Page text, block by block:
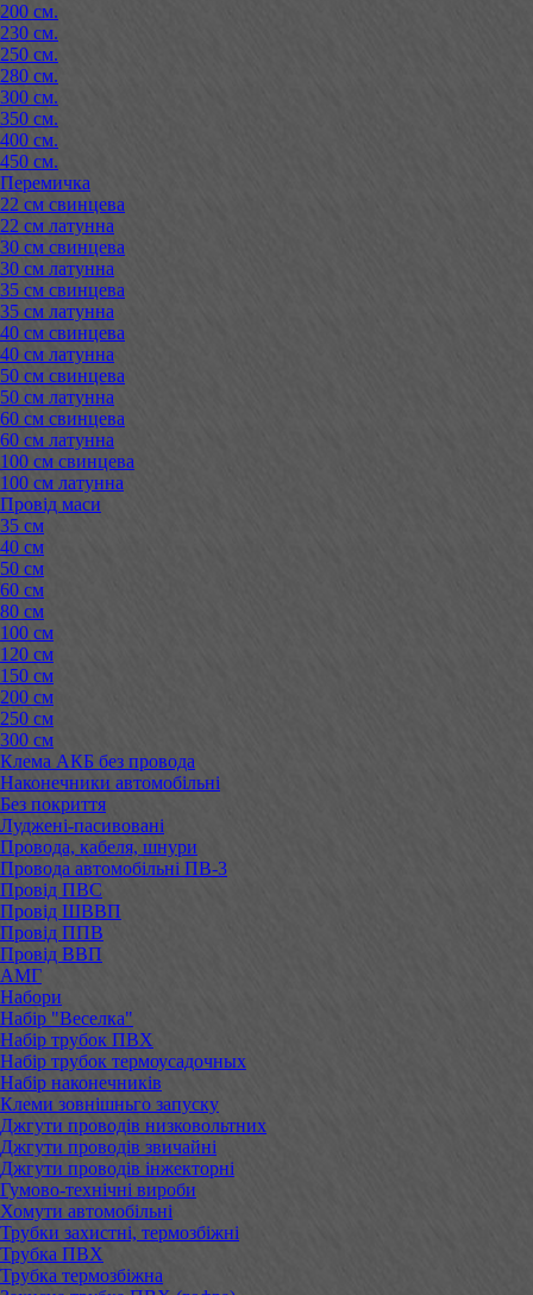
200 см.
230 см.
250 см.
280 см.
300 см.
350 см.
400 см.
450 см.
Перемичка
22 см свинцева
22 см латунна
30 см свинцева
30 см латунна
35 см свинцева
35 см латунна
40 см свинцева
40 см латунна
50 см свинцева
50 см латунна
60 см свинцева
60 см латунна
100 см свинцева
100 см латунна
Провід маси
35 см
40 см
50 см
60 см
80 см
100 см
120 см
150 см
200 см
250 см
300 см
Клема АКБ без провода
Наконечники автомобільні
Без покриття
Луджені-пасивовані
Провода, кабеля, шнури
Провода автомобільні ПВ-3
Провід ПВС
Провід ШВВП
Провід ППВ
Провід ВВП
АМГ
Набори
Набір "Веселка"
Набір трубок ПВХ
Набір трубок термоусадочных
Набір наконечників
Клеми зовнішньго запуску
Джгути проводів низковольтних
Джгути проводів звичайні
Джгути проводів інжекторні
Гумово-технічні вироби
Хомути автомобільні
Трубки захистні, термозбіжні
Трубка ПВХ
Трубка термозбіжна